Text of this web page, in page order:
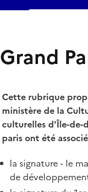
Grand
Cette rubrique
ministère de la
culturelles d'Île-de-
paris ont été
la signature - le
de